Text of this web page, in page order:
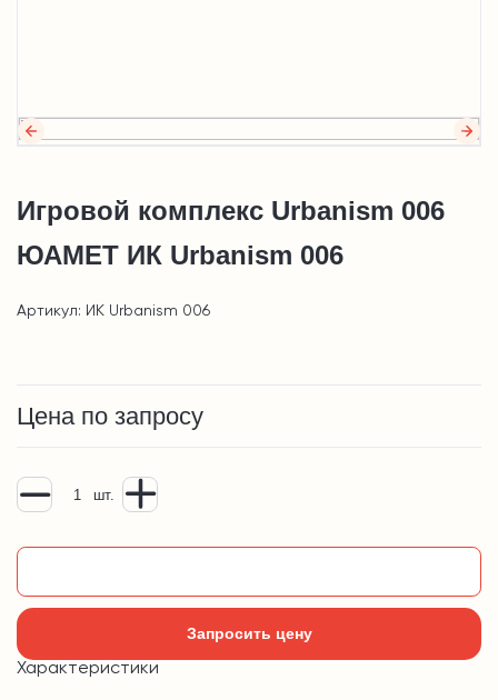
Игровой комплекс Urbanism 006
ЮАМЕТ ИК Urbanism 006
Артикул: ИК Urbanism 006
Цена по запросу
шт.
Запросить цену
Характеристики